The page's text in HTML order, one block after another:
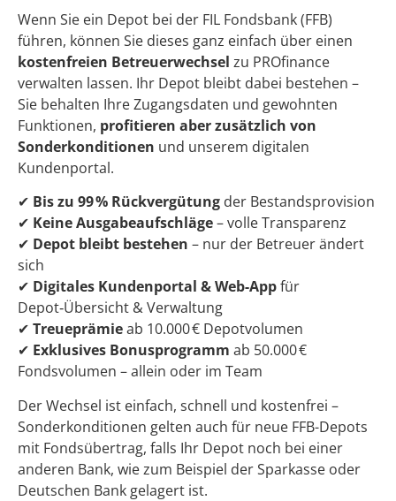
Wenn Sie ein Depot bei der FIL Fondsbank (FFB)
führen, können Sie dieses ganz einfach über einen
kostenfreien Betreuerwechsel zu PROfinance
verwalten lassen. Ihr Depot bleibt dabei bestehen –
Sie behalten Ihre Zugangsdaten und gewohnten
Funktionen, profitieren aber zusätzlich von
Sonderkonditionen und unserem digitalen
Kundenportal.
✔ Bis zu 99 % Rückvergütung der Bestandsprovision
✔ Keine Ausgabeaufschläge– volle Transparenz
✔ Depot bleibt bestehen – nur der Betreuer ändert
sich
✔ Digitales Kundenportal & Web-Appfür
Depot‑Übersicht & Verwaltung
✔ Treueprämieab 10.000 € Depotvolumen
✔ Exklusives Bonusprogramm ab 50.000 €
Fondsvolumen – allein oder im Team
Der Wechsel ist einfach, schnell und kostenfrei –
Sonderkonditionen gelten auch für neue FFB-Depots
mit Fondsübertrag, falls Ihr Depot noch bei einer
anderen Bank, wie zum Beispiel der Sparkasse oder
Deutschen Bank gelagert ist.